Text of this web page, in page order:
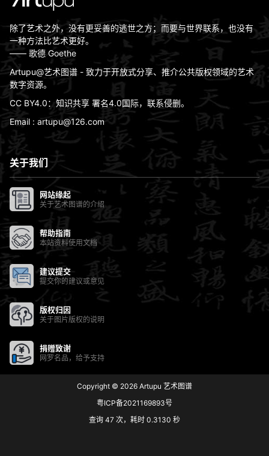
除了艺术之外，没有更妥善的逃世之方；而要与世界联系，也没有
一种方法比艺术更好。
—— 歌德 Goethe
Artupu@艺术图谱 - 致力于开放式分享、推介公共版权领域的艺术
数字资源。
CC BY4.0：知识共享 署名4.0国际，联系侵删。
Email : artupu@126.com
关于我们
网站缘起
关于艺术图谱的介绍
帮助指南
本站资料使用文档
建议提交
提交你的建议或意见
版权归因
关于图片版权的说明
捐赠致谢
网罗名品，给予支持
Copyright © 2026 Artupu 艺术图谱
粤ICP备2021169893号
查询 47 次，耗时 0.3130 秒